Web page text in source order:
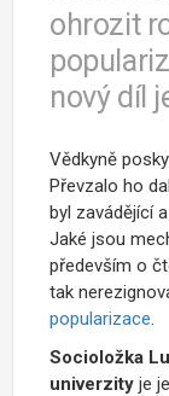
ohrozit
nový díl
Vědkyně
Převzalo ho
byl zavádějící
Jaké jsou
především o
tak
popularizace.
Socioložka
univerzity je